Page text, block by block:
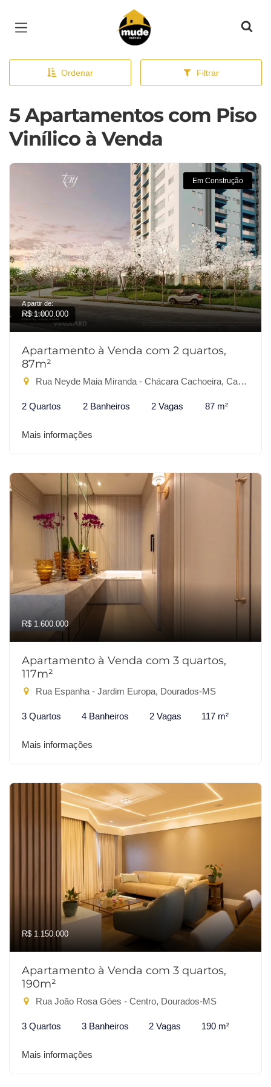
Página inicial
Ordenar Filtrar
5 Apartamentos com Piso
Vinílico à Venda
Em Construção
A partir de:
R$ 1.000.000
Apartamento à Venda com 2 quartos,
87m²
Rua Neyde Maia Miranda - Chácara Cachoeira, Campo Grande-MS
2 Quartos 2 Banheiros 2 Vagas 87 m²
Mais informações
R$ 1.600.000
Apartamento à Venda com 3 quartos,
117m²
Rua Espanha - Jardim Europa, Dourados-MS
3 Quartos 4 Banheiros 2 Vagas 117 m²
Mais informações
R$ 1.150.000
Apartamento à Venda com 3 quartos,
190m²
Rua João Rosa Góes - Centro, Dourados-MS
3 Quartos 3 Banheiros 2 Vagas 190 m²
Mais informações